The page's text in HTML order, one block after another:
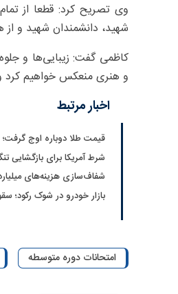
وی تصریح کرد: قطعا از
شهید، دانشمندان شهید و
کاظمی گفت: زیبایی‌ها و
و هنری منعکس خواهیم کرد
اخبار مرتبط
قیمت طلا دوباره اوج گرفت؛ اونس
شرط آمریکا برای بازگشایی
شفاف‌سازی هزینه‌های
بازار خودرو در شوک رکود؛
امتحانات دوره متوسطه